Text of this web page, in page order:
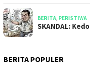
BERITA, PERISTIWA
SKANDAL:
BERITA POPULER